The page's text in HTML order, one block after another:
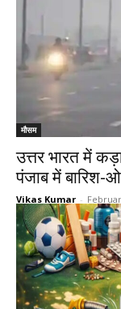
मौसम
उत्तर भारत में
पंजाब में बारिश-
Vikas Kumar -